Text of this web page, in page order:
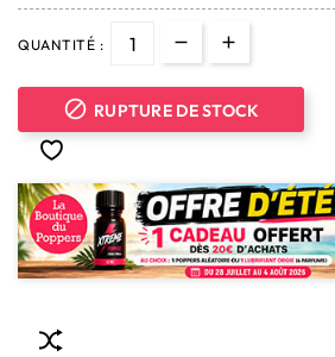
QUANTITÉ :
 RUPTURE DE STOCK